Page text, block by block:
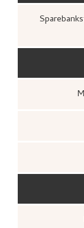
Sparebankstiftelsen DNB, Kode Kunstmuseer og